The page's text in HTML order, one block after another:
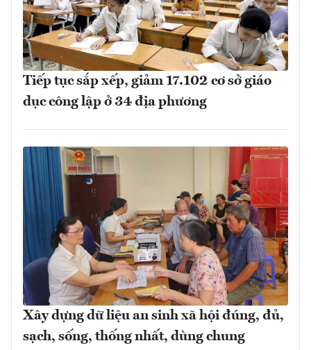
Tiếp tục sắp xếp, giảm 17.102 cơ sở giáo
dục công lập ở 34 địa phương
Xây dựng dữ liệu an sinh xã hội đúng, đủ,
sạch, sống, thống nhất, dùng chung